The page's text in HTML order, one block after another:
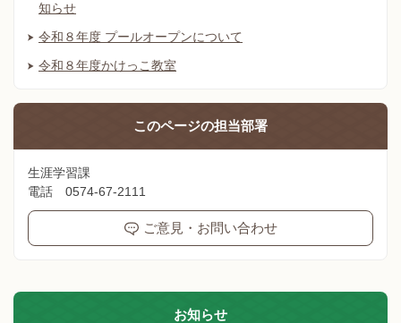
知らせ
令和８年度 プールオープンについて
令和８年度かけっこ教室
このページの担当部署
生涯学習課
電話 0574-67-2111
ご意見・お問い合わせ
お知らせ